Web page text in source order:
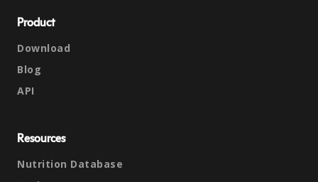
Product
Download
Blog
API
Resources
Nutrition Database